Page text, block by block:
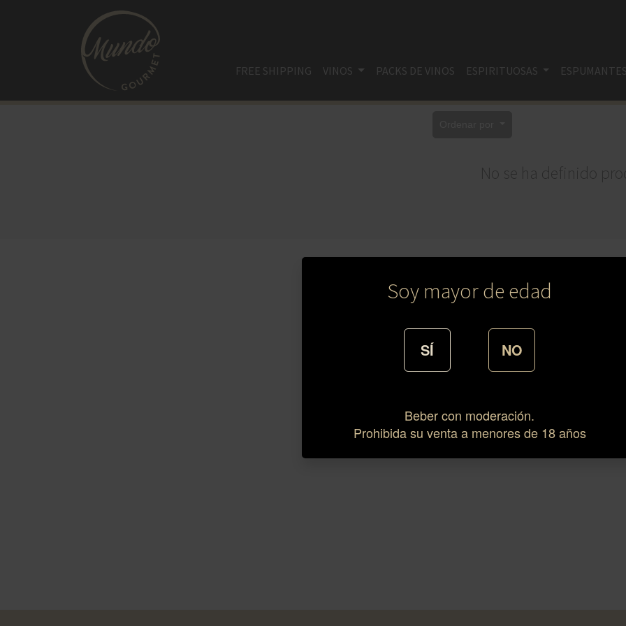
FREE SHIPPING VINOS PACKS DE VINOS ESPIRITUOSAS ESPUMANTES
No se ha definido
Soy mayor de edad
SÍ NO
Beber con moderación.
Prohibida su venta a menores de 18 años